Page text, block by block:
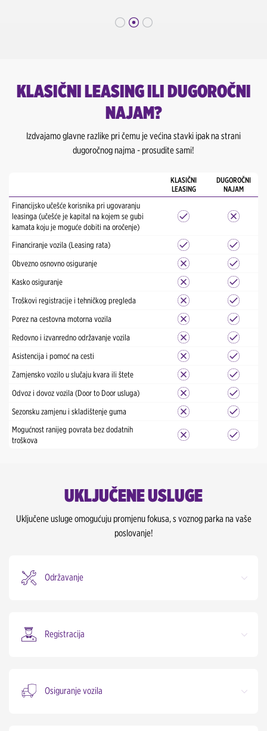
KLASIČNI LEASING ILI DUGOROČNI
NAJAM?
Izdvajamo glavne razlike pri čemu je većina stavki ipak na strani
dugoročnog najma - prosudite sami!
KLASIČNI
LEASING
DUGOROČNI
NAJAM
Financijsko učešće korisnika pri ugovaranju
leasinga (učešće je kapital na kojem se gubi
kamata koju je moguće dobiti na oročenje)
Financiranje vozila (Leasing rata)
Obvezno osnovno osiguranje
Kasko osiguranje
Troškovi registracije i tehničkog pregleda
Porez na cestovna motorna vozila
Redovno i izvanredno održavanje vozila
Asistencija i pomoć na cesti
Zamjensko vozilo u slučaju kvara ili štete
Odvoz i dovoz vozila (Door to Door usluga)
Sezonsku zamjenu i skladištenje guma
Mogućnost ranijeg povrata bez dodatnih
troškova
UKLJUČENE USLUGE
Uključene usluge omogućuju promjenu fokusa, s voznog parka na vaše
poslovanje!
Održavanje
Registracija
Osiguranje vozila